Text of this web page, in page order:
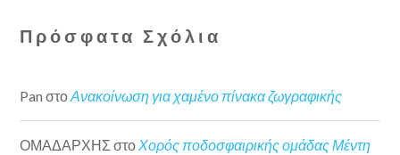
Πρόσφατα Σχόλια
Pan στοΑνακοίνωση για χαμένο πίνακα ζωγραφικής
ΟΜΑΔΑΡΧΗΣ στοΧορός ποδοσφαιρικής ομάδας Μέντη